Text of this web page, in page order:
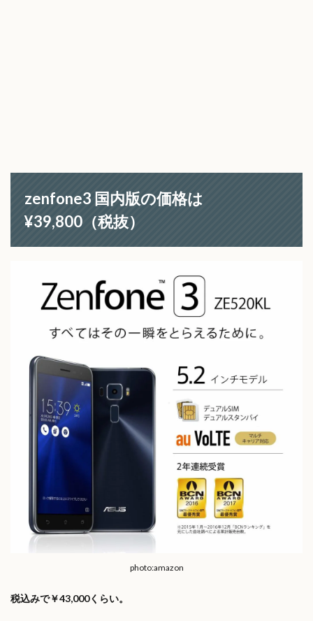
zenfone3 国内版の価格は
¥39,800（税抜）
photo:amazon
税込みで￥43,000くらい。